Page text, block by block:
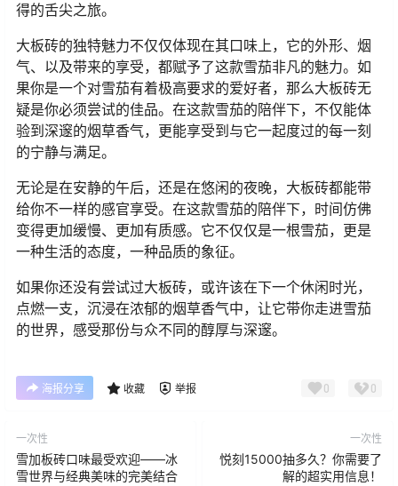
得的舌尖之旅。
大板砖的独特魅力不仅仅体现在其口味上，它的外形、烟
气、以及带来的享受，都赋予了这款雪茄非凡的魅力。如
果你是一个对雪茄有着极高要求的爱好者，那么大板砖无
疑是你必须尝试的佳品。在这款雪茄的陪伴下，不仅能体
验到深邃的烟草香气，更能享受到与它一起度过的每一刻
的宁静与满足。
无论是在安静的午后，还是在悠闲的夜晚，大板砖都能带
给你不一样的感官享受。在这款雪茄的陪伴下，时间仿佛
变得更加缓慢、更加有质感。它不仅仅是一根雪茄，更是
一种生活的态度，一种品质的象征。
如果你还没有尝试过大板砖，或许该在下一个休闲时光，
点燃一支，沉浸在浓郁的烟草香气中，让它带你走进雪茄
的世界，感受那份与众不同的醇厚与深邃。
海报分享 收藏 举报 0 0
一次性
雪加板砖口味最受欢迎——冰
雪世界与经典美味的完美结合
一次性
悦刻15000抽多久？你需要了
解的超实用信息！